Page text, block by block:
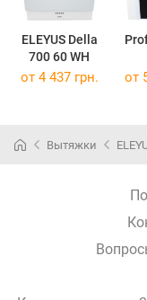
ELEYUS Della
700 60 WH
от 4 437 грн. от
Вытяжки